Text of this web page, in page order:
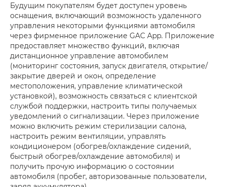
Будущим покупателям будет доступен уровень
оснащения, включающий возможность удаленного
управления некоторыми функциями автомобиля
через фирменное приложение GAC App. Приложение
предоставляет множество функций, включая
дистанционное управление автомобилем
(мониторинг состояния, запуск двигателя, открытие/
закрытие дверей и окон, определение
местоположения, управление климатической
установкой), возможность связаться с клиентской
службой поддержки, настроить типы получаемых
уведомлений о сигнализации. Через приложение
можно включить режим стерилизации салона,
настроить режим вентиляции, управлять
кондиционером (обогрев/охлаждение сидений,
быстрый обогрев/охлаждение автомобиля) и
получить прочую информацию о состоянии
автомобиля (пробег, авторизованные пользователи,